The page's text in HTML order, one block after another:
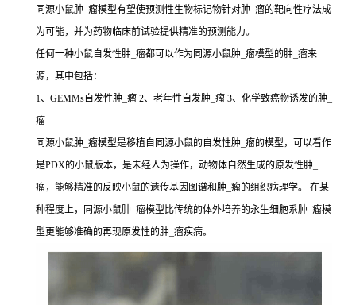
同源小鼠肿_瘤模型有望使预测性生物标记物针对肿_瘤的靶向性疗法成
为可能，并为药物临床前试验提供精准的预测能力。
任何一种小鼠自发性肿_瘤都可以作为同源小鼠肿_瘤模型的肿_瘤来
源，其中包括：
1、GEMMs自发性肿_瘤 2、老年性自发肿_瘤 3、化学致癌物诱发的肿_
瘤
同源小鼠肿_瘤模型是移植自同源小鼠的自发性肿_瘤的模型，可以看作
是PDX的小鼠版本，是未经人为操作，动物体自然生成的原发性肿_
瘤，能够精准的反映小鼠的遗传基因图谱和肿_瘤的组织病理学。 在某
种程度上，同源小鼠肿_瘤模型比传统的体外培养的永生细胞系肿_瘤模
型更能够准确的再现原发性的肿_瘤疾病。